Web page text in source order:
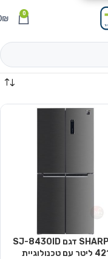
0
₪
מקרר SHARP דגם SJ-8430ID
בנפח ‏421 ‏ליטר עם טכנולוגיית